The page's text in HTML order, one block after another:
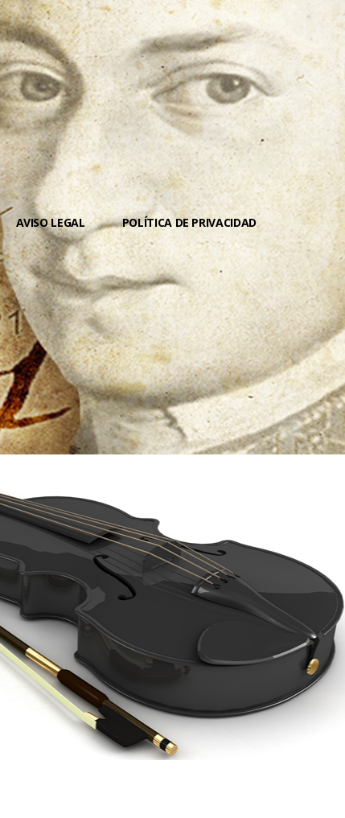
AVISO LEGAL POLÍTICA DE PRIVACIDAD